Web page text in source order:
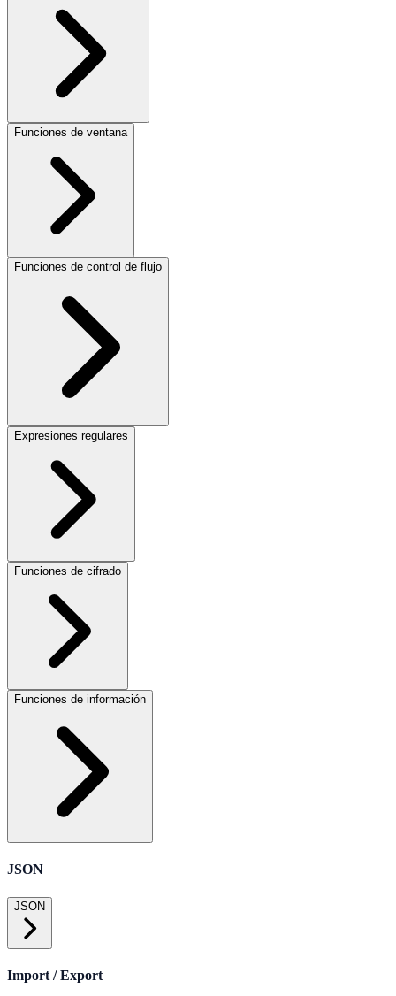
Funciones de ventana
Funciones de control de flujo
Expresiones regulares
Funciones de cifrado
Funciones de información
JSON
JSON
Import / Export